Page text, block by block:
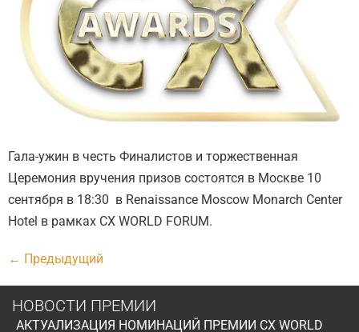
Гала-ужин в честь Финалистов и торжественная
Церемония вручения призов состоятся в Москве 10
сентября в 18:30 в Renaissance Moscow Monarch Center
Hotel в рамках CX WORLD FORUM.
← Предыдущий
НОВОСТИ ПРЕМИИ
АКТУАЛИЗАЦИЯ НОМИНАЦИЙ ПРЕМИИ CX WORLD